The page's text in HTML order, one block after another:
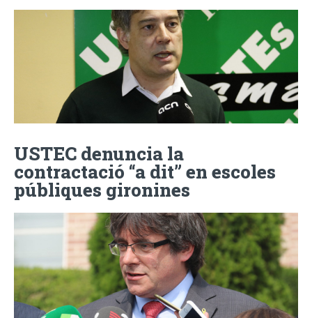
USTEC denuncia la
contractació “a dit” en escoles
públiques gironines